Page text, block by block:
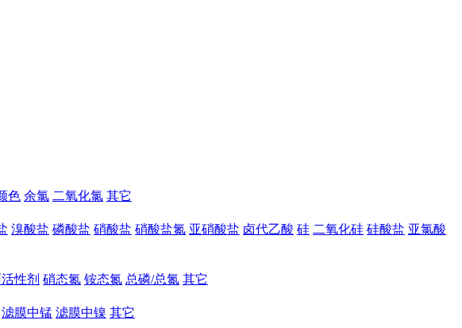
色 余氯 二氧化氯 其它
溴酸盐 磷酸盐 硝酸盐 硝酸盐氮 亚硝酸盐 卤代乙酸 硅 二氧化硅 硅酸盐 亚氯酸
性剂 硝态氮 铵态氮 总磷/总氮 其它
滤膜中锰 滤膜中镍 其它